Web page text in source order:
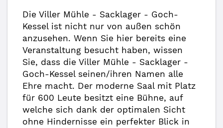
Die Viller Mühle - Sacklager - Goch-
Kessel ist nicht nur von außen schön
anzusehen. Wenn Sie hier bereits eine
Veranstaltung besucht haben, wissen
Sie, dass die Viller Mühle - Sacklager -
Goch-Kessel seinen/ihren Namen alle
Ehre macht. Der moderne Saal mit Platz
für 600 Leute besitzt eine Bühne, auf
welche sich dank der optimalen Sicht
ohne Hindernisse ein perfekter Blick in